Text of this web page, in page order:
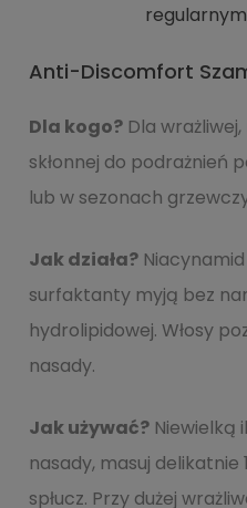
Anti-Discomfort
Dla kogo? Dla
skłonnej do podrażnień
lub w sezonach
Jak działa?
surfaktanty myją bez
hydrolipidowej. Włosy
nasady.
Jak używać? Niewielką
nasady, masuj delikatnie
spłucz. Przy dużej